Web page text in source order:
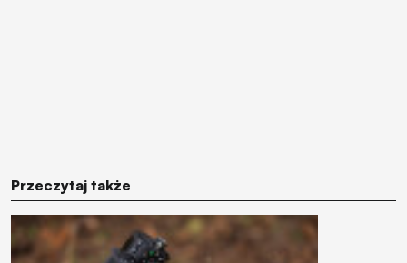
Przeczytaj także